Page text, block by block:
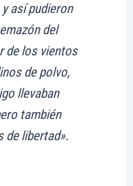
así pudieron
del
de los vientos
de polvo,
llevaban
también
de libertad».